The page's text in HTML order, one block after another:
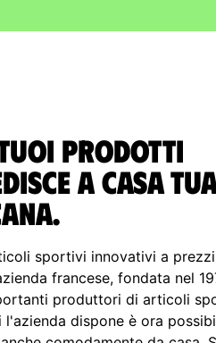
tuoi prodotti
A casa
sportivi innovativi a prezzi
francese, fondata nel
produttori di articoli
dispone è ora